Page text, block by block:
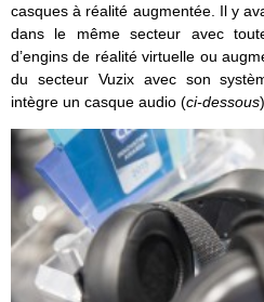
casques à réalité augmentée. Il y
dans le même secteur avec
d’engins de réalité virtuelle ou
du secteur Vuzix avec son
intègre un casque audio (ci-dessous).